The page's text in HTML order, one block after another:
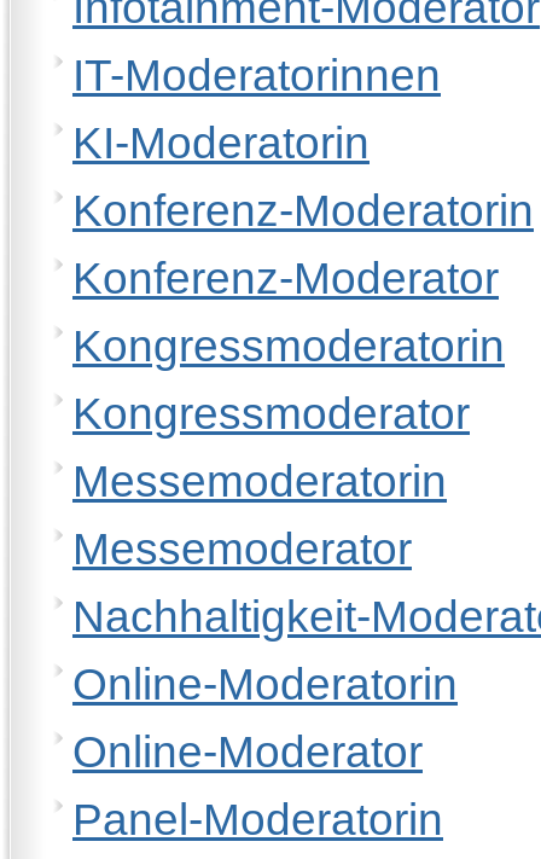
IT-Moderatorinnen
KI-Moderatorin
Konferenz-Moderatorin
Konferenz-Moderator
Kongressmoderatorin
Kongressmoderator
Messemoderatorin
Messemoderator
Nachhaltigkeit-
Online-Moderatorin
Online-Moderator
Panel-Moderatorin